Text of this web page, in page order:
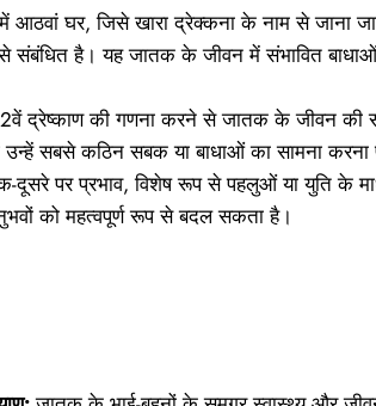
आठवां घर, जिसे खारा द्रेक्कना के नाम से जाना
संबंधित है। यह जातक के जीवन में संभावित
द्रेष्काण की गणना करने से जातक के जीवन की
उन्हें सबसे कठिन सबक या बाधाओं का सामना
दूसरे पर प्रभाव, विशेष रूप से पहलुओं या युति के
को महत्वपूर्ण रूप से बदल सकता है।